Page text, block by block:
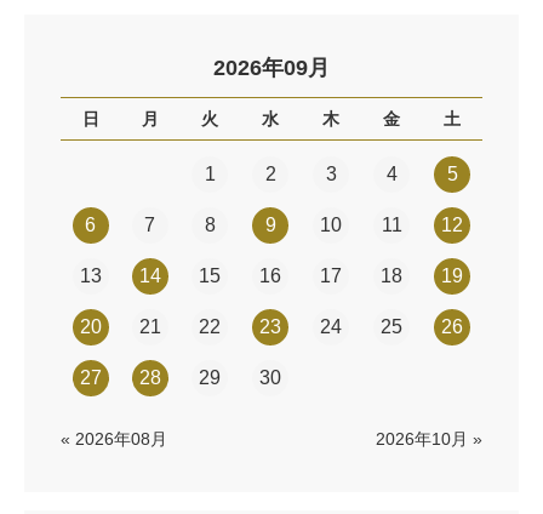
2026年09月
日 月 火 水 木 金 土
1 2 3 4 5
6 7 8 9 10 11 12
13 14 15 16 17 18 19
20 21 22 23 24 25 26
27 28 29 30
« 2026年08月 2026年10月 »